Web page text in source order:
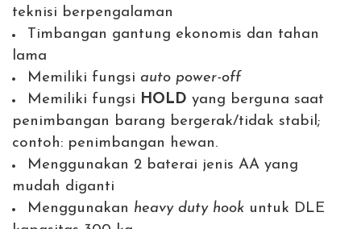
teknisi berpengalaman
Timbangan gantung ekonomis dan tahan
lama
Memiliki fungsi auto power-off
Memiliki fungsi HOLD yang berguna saat
penimbangan barang bergerak/tidak stabil;
contoh: penimbangan hewan.
Menggunakan 2 baterai jenis AA yang
mudah diganti
Menggunakan heavy duty hook untuk DLE